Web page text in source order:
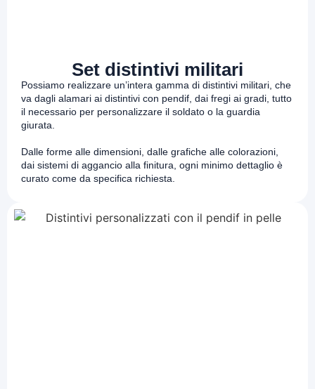
Set distintivi militari
Possiamo realizzare un’intera gamma di distintivi militari, che
va dagli alamari ai distintivi con pendif, dai fregi ai gradi, tutto
il necessario per personalizzare il soldato o la guardia
giurata.
Dalle forme alle dimensioni, dalle grafiche alle colorazioni,
dai sistemi di aggancio alla finitura, ogni minimo dettaglio è
curato come da specifica richiesta.